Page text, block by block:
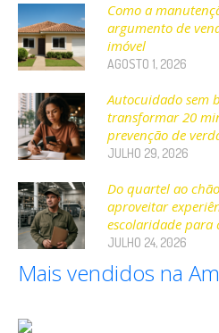
Como a
argumento de
imóvel
AGOSTO 1, 2026
Autocuidado sem
transformar 20
prevenção de
JULHO 29, 2026
Do quartel ao
aproveitar
escolaridade para
JULHO 24, 2026
Mais vendidos na